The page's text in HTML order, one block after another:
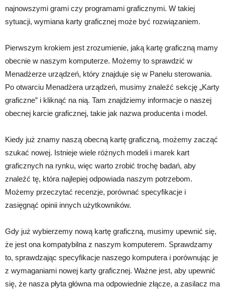
najnowszymi grami czy programami graficznymi. W takiej
sytuacji, wymiana karty graficznej może być rozwiązaniem.
Pierwszym krokiem jest zrozumienie, jaką kartę graficzną mamy
obecnie w naszym komputerze. Możemy to sprawdzić w
Menadżerze urządzeń, który znajduje się w Panelu sterowania.
Po otwarciu Menadżera urządzeń, musimy znaleźć sekcję „Karty
graficzne” i kliknąć na nią. Tam znajdziemy informacje o naszej
obecnej karcie graficznej, takie jak nazwa producenta i model.
Kiedy już znamy naszą obecną kartę graficzną, możemy zacząć
szukać nowej. Istnieje wiele różnych modeli i marek kart
graficznych na rynku, więc warto zrobić trochę badań, aby
znaleźć tę, która najlepiej odpowiada naszym potrzebom.
Możemy przeczytać recenzje, porównać specyfikacje i
zasięgnąć opinii innych użytkowników.
Gdy już wybierzemy nową kartę graficzną, musimy upewnić się,
że jest ona kompatybilna z naszym komputerem. Sprawdzamy
to, sprawdzając specyfikacje naszego komputera i porównując je
z wymaganiami nowej karty graficznej. Ważne jest, aby upewnić
się, że nasza płyta główna ma odpowiednie złącze, a zasilacz ma